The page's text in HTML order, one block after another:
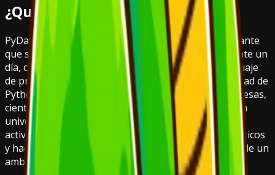
¿Qué es PyDay?
PyDay Chile es un evento anual gratuito y emocionante
que se celebra en diversas locaciones del país durante un
día, con el objetivo de promover y fomentar el lenguaje
de programación Python. Impulsado por la comunidad de
Python en Chile, entusiastas, desarrolladores, empresas,
científicos e investigadores académicos se reúnen en
universidades e institutos y organizan distintas
actividades, como charlas inspiradoras, talleres prácticos
y hackatones, éste día es para colaborar y disfrutar de un
ambiente lleno de entusiasmo.